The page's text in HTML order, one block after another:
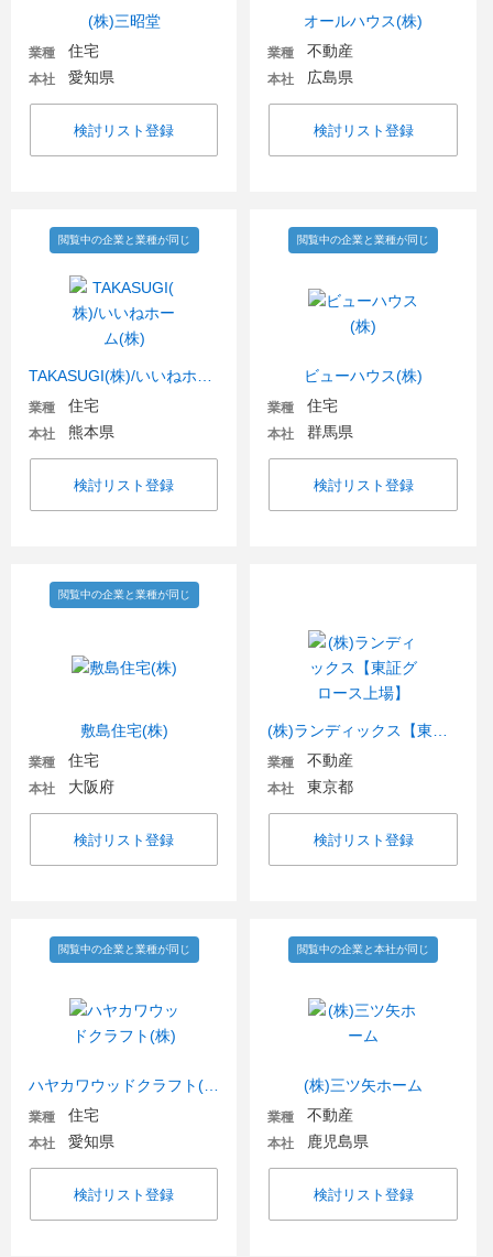
(株)三昭堂
業種 住宅
本社 愛知県
検討リスト登録
オールハウス(株)
業種 不動産
本社 広島県
検討リスト登録
閲覧中の企業と業種が同じ
業種 住宅
本社 熊本県
検討リスト登録
ビューハウス(株)
閲覧中の企業と業種が同じ
業種 住宅
本社 群馬県
検討リスト登録
敷島住宅(株)
閲覧中の企業と業種が同じ
業種 住宅
本社 大阪府
検討リスト登録
業種 不動産
本社 東京都
検討リスト登録
閲覧中の企業と業種が同じ
業種 住宅
本社 愛知県
検討リスト登録
(株)三ツ矢ホーム
閲覧中の企業と本社が同じ
業種 不動産
本社 鹿児島県
検討リスト登録